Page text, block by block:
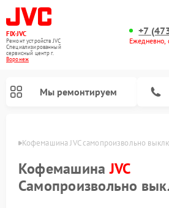
FIX-JVC
Ремонт устройств JVC
Специализированный
cервисный центр г.
Воронеж
+7
Мы ремонтируем
Кофемашина JVC самопроизвольно
КофемашинаJVC
Самопроизвольно